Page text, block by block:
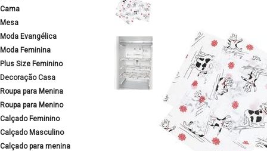
Cama
Mesa
Moda Evangélica
Moda Feminina
Plus Size Feminino
Decoração Casa
Roupa para Menina
Roupa para Menino
Calçado Feminino
Calçado Masculino
Calçado para menina